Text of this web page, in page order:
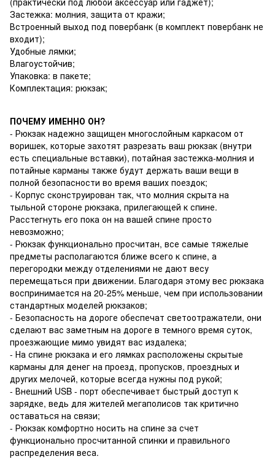
Застежка: молния, защита от кражи;
Встроенный выход под повербанк (в комплект повербанк не
входит);
Удобные лямки;
Влагоустойчив;
Упаковка: в пакете;
Комплектация: рюкзак;
ПОЧЕМУ ИМЕННО ОН?
- Рюкзак надежно защищен многослойным каркасом от
воришек, которые захотят разрезать ваш рюкзак (внутри
есть специальные вставки), потайная застежка-молния и
потайные карманы также будут держать ваши вещи в
полной безопасности во время ваших поездок;
- Корпус сконструирован так, что молния скрыта на
тыльной стороне рюкзака, прилегающей к спине.
Расстегнуть его пока он на вашей спине просто
невозможно;
- Рюкзак функционально просчитан, все самые тяжелые
предметы располагаются ближе всего к спине, а
перегородки между отделениями не дают весу
перемещаться при движении. Благодаря этому вес рюкзака
воспринимается на 20-25% меньше, чем при использовании
стандартных моделей рюкзаков;
- Безопасность на дороге обеспечат светоотражатели, они
сделают вас заметным на дороге в темного время суток,
проезжающие мимо увидят вас издалека;
- На спине рюкзака и его лямках расположены скрытые
карманы для денег на проезд, пропусков, проездных и
других мелочей, которые всегда нужны под рукой;
- Внешний USB - порт обеспечивает быстрый доступ к
зарядке, ведь для жителей мегаполисов так критично
оставаться на связи;
- Рюкзак комфортно носить на спине за счет
функционально просчитанной спинки и правильного
распределения веса.